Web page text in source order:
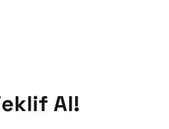
eklif Al!